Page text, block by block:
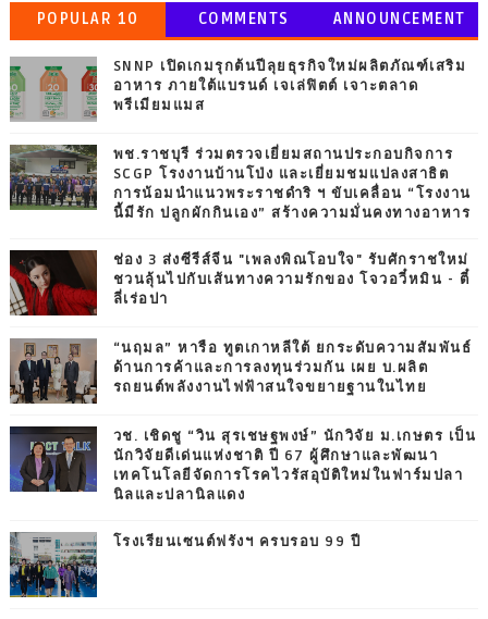
POPULAR 10 COMMENTS ANNOUNCEMENT
SNNP เปิดเกมรุกต้นปีลุยธุรกิจใหม่ผลิตภัณฑ์เสริม
อาหาร ภายใต้แบรนด์ เจเล่ฟิตต์ เจาะตลาด
พรีเมียมแมส
พช.ราชบุรี ร่วมตรวจเยี่ยมสถานประกอบกิจการ
SCGP โรงงานบ้านโป่ง และเยี่ยมชมแปลงสาธิต
การน้อมนำแนวพระราชดำริ ฯ ขับเคลื่อน “โรงงาน
นี้มีรัก ปลูกผักกินเอง” สร้างความมั่นคงทางอาหาร
ช่อง 3 ส่งซีรีส์จีน "เพลงพิณโอบใจ" รับศักราชใหม่
ชวนลุ้นไปกับเส้นทางความรักของ โจวอวี๋หมิน - ตี๋
ลี่เร่อปา
“นฤมล” หารือ ทูตเกาหลีใต้ ยกระดับความสัมพันธ์
ด้านการค้าและการลงทุนร่วมกัน เผย บ.ผลิต
รถยนต์พลังงานไฟฟ้าสนใจขยายฐานในไทย
วช. เชิดชู “วิน สุรเชษฐพงษ์” นักวิจัย ม.เกษตร เป็น
นักวิจัยดีเด่นแห่งชาติ ปี 67 ผู้ศึกษาและพัฒนา
เทคโนโลยีจัดการโรคไวรัสอุบัติใหม่ในฟาร์มปลา
นิลและปลานิลแดง
โรงเรียนเซนต์ฟรังฯ ครบรอบ 99 ปี